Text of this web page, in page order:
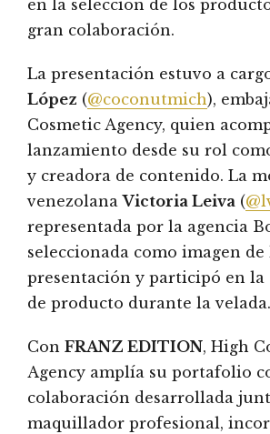
en la selección de los
gran colaboración.
La presentación estuvo a
López (@coconutmich),
Cosmetic Agency, quien
lanzamiento desde su rol
y creadora de contenido. La
venezolanaVictoria Leiva (
representada por la agencia
seleccionada como imagen de
presentación y participó en la
de producto durante la velada.
Con FRANZ EDITION, High
Agency amplía su portafolio
colaboración desarrollada
maquillador profesional,